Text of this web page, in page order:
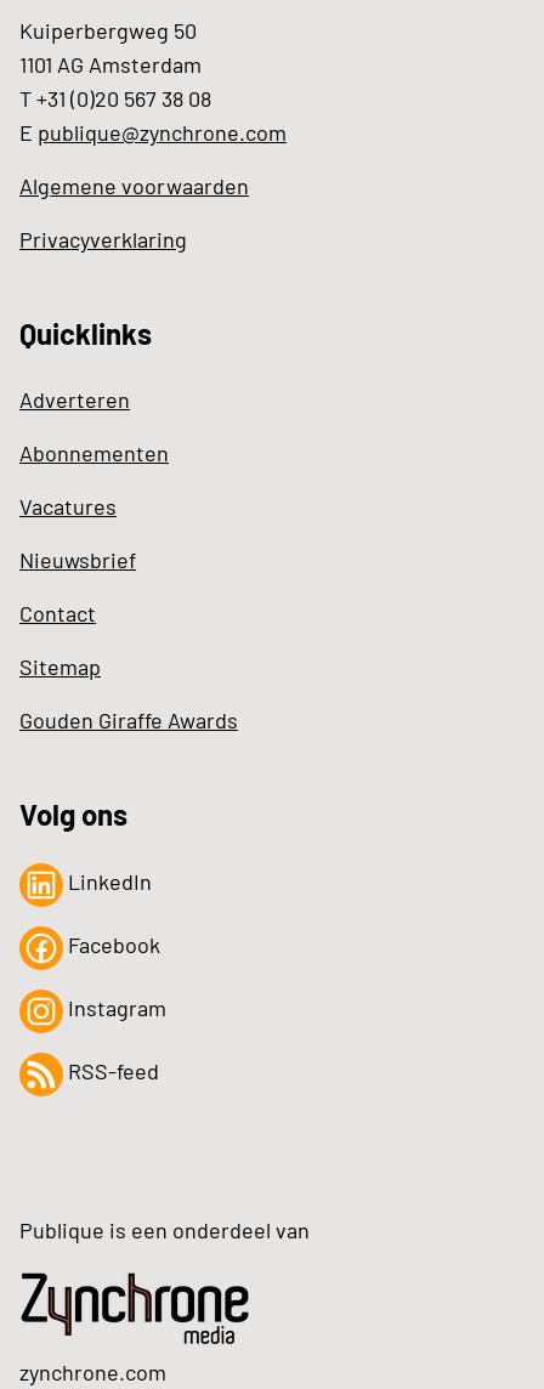
Kuiperbergweg 50
1101 AG Amsterdam
T +31 (0)20 567 38 08
E publique@zynchrone.com
Algemene voorwaarden
Privacyverklaring
Quicklinks
Adverteren
Abonnementen
Vacatures
Nieuwsbrief
Contact
Sitemap
Gouden Giraffe Awards
Volg ons
LinkedIn
Facebook
Instagram
RSS-feed
Publique is een onderdeel van
zynchrone.com